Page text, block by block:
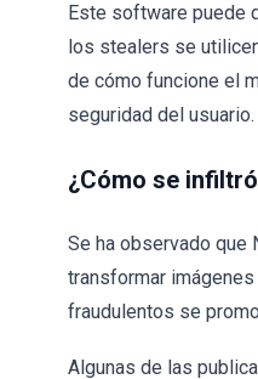
Este software puede
los stealers se
de cómo funcione el
seguridad del usuario.
¿Cómo se
Se ha observado
transformar
fraudulentos se
Algunas de las